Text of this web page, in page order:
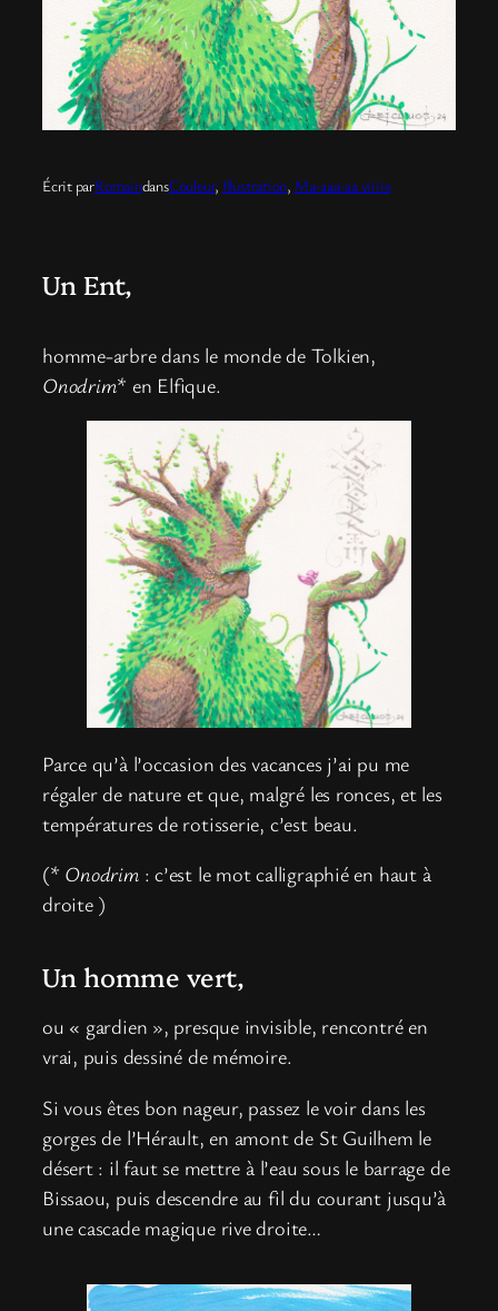
Écrit parRomaindansCouleur, Illustration, Ma-aaa-aa viiiie
Un Ent,
homme-arbre dans le monde de Tolkien,
Onodrim* en Elfique.
Parce qu’à l’occasion des vacances j’ai pu me
régaler de nature et que, malgré les ronces, et les
températures de rotisserie, c’est beau.
(* Onodrim : c’est le mot calligraphié en haut à
droite )
Un homme vert,
ou « gardien », presque invisible, rencontré en
vrai, puis dessiné de mémoire.
Si vous êtes bon nageur, passez le voir dans les
gorges de l’Hérault, en amont de St Guilhem le
désert : il faut se mettre à l’eau sous le barrage de
Bissaou, puis descendre au fil du courant jusqu’à
une cascade magique rive droite…